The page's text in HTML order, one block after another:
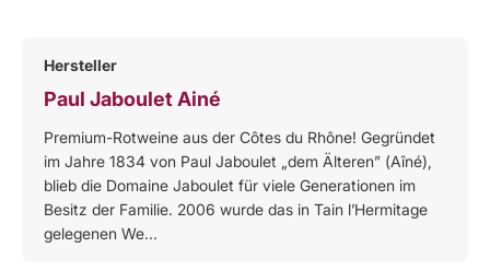
Hersteller
Paul Jaboulet Ainé
Premium-Rotweine aus der Côtes du Rhône! Gegründet
im Jahre 1834 von Paul Jaboulet „dem Älteren” (Aîné),
blieb die Domaine Jaboulet für viele Generationen im
Besitz der Familie. 2006 wurde das in Tain l’Hermitage
gelegenen We...